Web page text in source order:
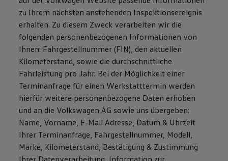
zu Ihrem nächsten anstehenden Inspektionsereignis
erhalten. Zu diesem Zweck verarbeiten wir die
folgenden personenbezogenen Informationen von
Ihnen: Fahrgestellnummer (FIN), den aktuellen
Kilometerstand, sowie die durchschnittliche
Fahrleistung pro Jahr. Bei der Möglichkeit einer
Terminanfrage für einen Werkstatttermin werden
hierfür weitere personenbezogene Daten erhoben
und an die Volkswagen AG sowie uns übergeben:
Name, Vorname, E-Mail Adresse, Datum & Uhrzeit
Ihrer Terminanfrage, Fahrgestellnummer, Modell,
Marke, Kilometerstand, Bestätigung & Zustimmung
Ihrer Datenverarbeitung, Information zur